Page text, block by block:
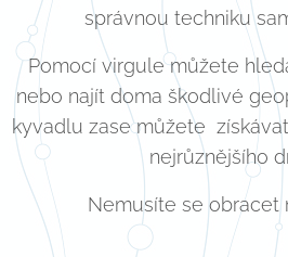
správnou techniku
Pomocí virgule můžete
nebo najít doma škodlivé
kyvadlu zase můžete
nejrůznějšího
Nemusíte se obracet